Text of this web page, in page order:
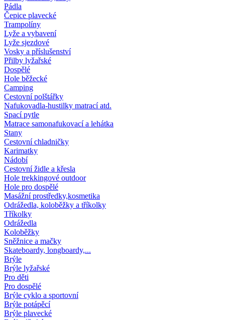
Pádla
Čepice plavecké
Trampolíny
Lyže a vybavení
Lyže sjezdové
Vosky a příslušenství
Přilby lyžařské
Dospělé
Hole běžecké
Camping
Cestovní polštářky
Nafukovadla-hustilky matrací atd.
Spací pytle
Matrace samonafukovací a lehátka
Stany
Cestovní chladničky
Karimatky
Nádobí
Cestovní židle a křesla
Hole trekkingové outdoor
Hole pro dospělé
Masážní prostředky,kosmetika
Odrážedla, koloběžky a tříkolky
Tříkolky
Odrážedla
Koloběžky
Sněžnice a mačky
Skateboardy, longboardy,...
Brýle
Brýle lyžařské
Pro děti
Pro dospělé
Brýle cyklo a sportovní
Brýle potápěcí
Brýle plavecké